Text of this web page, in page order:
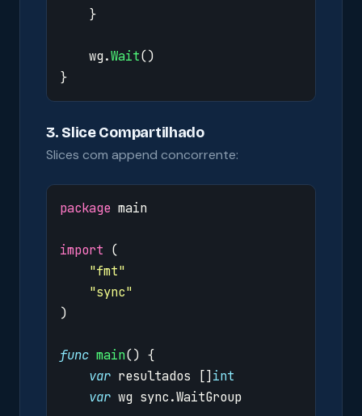
}
wg.Wait()
}
3. Slice Compartilhado
Slices com append concorrente:
package main
import (
"fmt"
"sync"
)
func main() {
var resultados [] int
var wg sync.WaitGroup